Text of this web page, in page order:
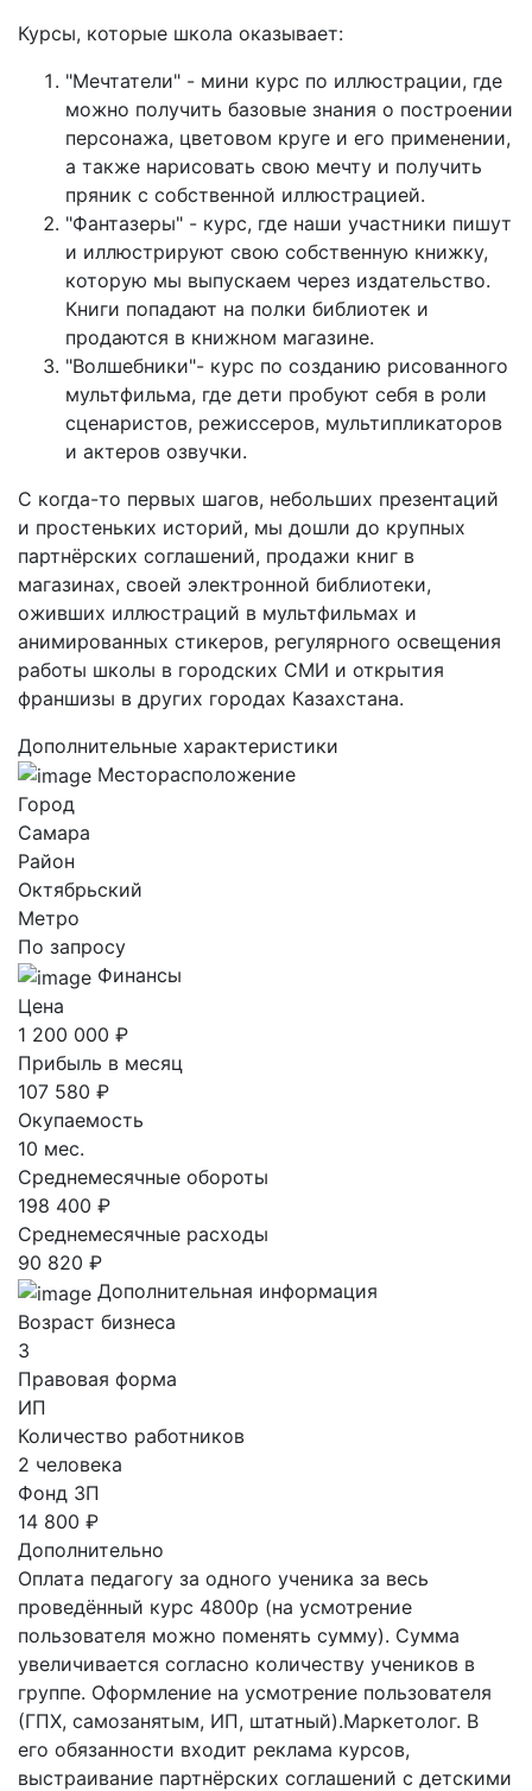
Курсы, которые школа оказывает:
"Мечтатели" - мини курс по иллюстрации, где
можно получить базовые знания о построении
персонажа, цветовом круге и его применении,
а также нарисовать свою мечту и получить
пряник с собственной иллюстрацией.
"Фантазеры" - курс, где наши участники пишут
и иллюстрируют свою собственную книжку,
которую мы выпускаем через издательство.
Книги попадают на полки библиотек и
продаются в книжном магазине.
"Волшебники"- курс по созданию рисованного
мультфильма, где дети пробуют себя в роли
сценаристов, режиссеров, мультипликаторов
и актеров озвучки.
С когда-то первых шагов, небольших презентаций
и простеньких историй, мы дошли до крупных
партнёрских соглашений, продажи книг в
магазинах, своей электронной библиотеки,
оживших иллюстраций в мультфильмах и
анимированных стикеров, регулярного освещения
работы школы в городских СМИ и открытия
франшизы в других городах Казахстана.
Дополнительные характеристики
Месторасположение
Город
Самара
Район
Октябрьский
Метро
По запросу
Финансы
Цена
1 200 000 ₽
Прибыль в месяц
107 580 ₽
Окупаемость
10 мес.
Среднемесячные обороты
198 400 ₽
Среднемесячные расходы
90 820 ₽
Дополнительная информация
Возраст бизнеса
3
Правовая форма
ИП
Количество работников
2 человека
Фонд ЗП
14 800 ₽
Дополнительно
Оплата педагогу за одного ученика за весь
проведённый курс 4800р (на усмотрение
пользователя можно поменять сумму). Сумма
увеличивается согласно количеству учеников в
группе. Оформление на усмотрение пользователя
(ГПХ, самозанятым, ИП, штатный).Маркетолог. В
его обязанности входит реклама курсов,
выстраивание партнёрских соглашений с детскими